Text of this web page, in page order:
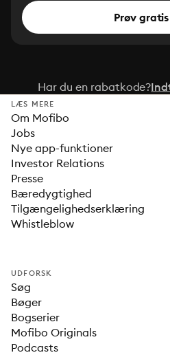
Prøv gratis
Har du en rabatkode?
LÆS MERE
Om Mofibo
Jobs
Nye app-funktioner
Investor Relations
Presse
Bæredygtighed
Tilgængelighedserklæring
Whistleblow
UDFORSK
Søg
Bøger
Bogserier
Mofibo Originals
Podcasts